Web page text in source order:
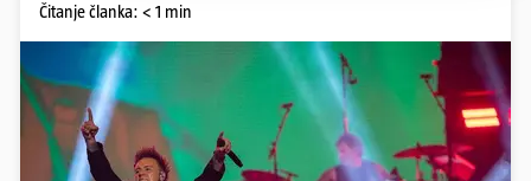
Čitanje članka: < 1 min